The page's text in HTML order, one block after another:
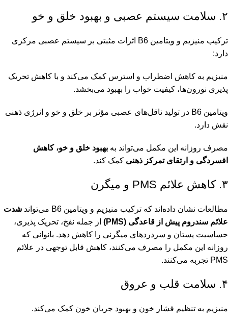
۲. سلامت سیستم عصبی و بهبود خلق و خو
ترکیب منیزیم و ویتامین B6 اثرات مثبتی بر سیستم عصبی مرکزی
دارد:
منیزیم به کاهش اضطراب و استرس کمک می‌کند و با کاهش تحریک
پذیری نورون‌ها، کیفیت خواب را بهبود می‌بخشد.
ویتامین B6 در تولید ناقل‌های عصبی مؤثر بر خلق و خو و انرژی ذهنی
نقش دارد.
مصرف روزانه این مکمل می‌تواند به بهبود خلق و خو، کاهش
افسردگی و ارتقای تمرکز ذهنی کمک کند.
۳. کاهش علائم PMS و میگرن
مطالعات نشان داده‌اند که ترکیب منیزیم و ویتامین B6 می‌تواند
شدت
علائم سندروم پیش از قاعدگی (PMS)
از جمله نفخ، تحریک پذیری،
حساسیت پستان و سردردهای میگرنی را کاهش دهد. بانوانی که
روزانه این مکمل را مصرف می‌کنند، کاهش قابل توجهی در علائم
PMS تجربه می‌کنند.
۴. سلامت قلب و عروق
منیزیم به تنظیم فشار خون و بهبود جریان خون کمک می‌کند.